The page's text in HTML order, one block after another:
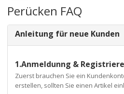
Perücken FAQ
Anleitung für neue Kunden
1.Anmeldunng &
Zuerst brauchen Sie ein
erstellen, sollten Sie einen Artikel